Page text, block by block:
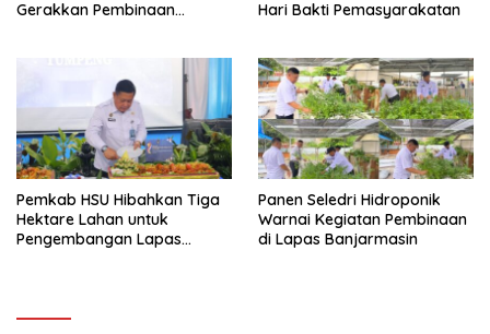
Gerakkan Pembinaan
Hari Bakti Pemasyarakatan
Pemkab HSU Hibahkan Tiga
Hektare Lahan untuk
Pengembangan Lapas
Panen Seledri Hidroponik
Warnai Kegiatan Pembinaan
di Lapas Banjarmasin